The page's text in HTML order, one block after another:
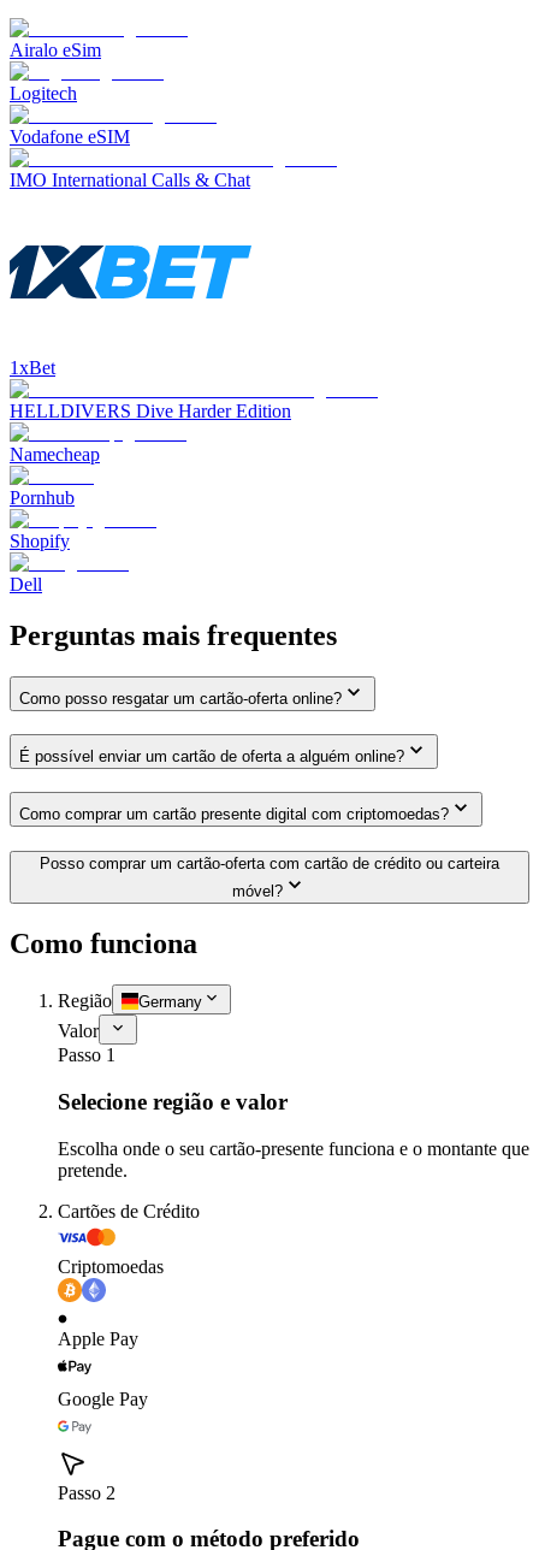
Airalo eSim
Logitech
Vodafone eSIM
IMO International Calls & Chat
1xBet
HELLDIVERS Dive Harder Edition
Namecheap
Pornhub
Shopify
Dell
Perguntas mais frequentes
Como posso resgatar um cartão-oferta online?
É possível enviar um cartão de oferta a alguém online?
Como comprar um cartão presente digital com criptomoedas?
Posso comprar um cartão-oferta com cartão de crédito ou carteira
móvel?
Como funciona
Região Germany
Valor
Passo 1
Selecione região e valor
Escolha onde o seu cartão-presente funciona e o montante que
pretende.
Cartões de Crédito
Criptomoedas
Apple Pay
Google Pay
Passo 2
Pague com o método preferido